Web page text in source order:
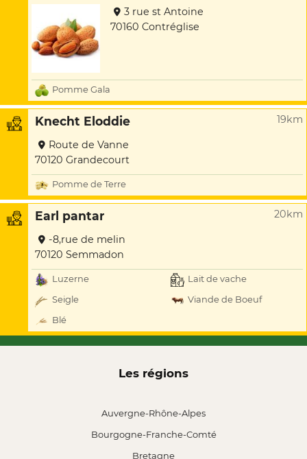
3 rue st Antoine
70160 Contréglise
Pomme Gala
Knecht Eloddie 19km
Route de Vanne
70120 Grandecourt
Pomme de Terre
Earl pantar 20km
-8,rue de melin
70120 Semmadon
Luzerne
Lait de vache
Seigle
Viande de Boeuf
Blé
Les régions
Auvergne-Rhône-Alpes
Bourgogne-Franche-Comté
Bretagne